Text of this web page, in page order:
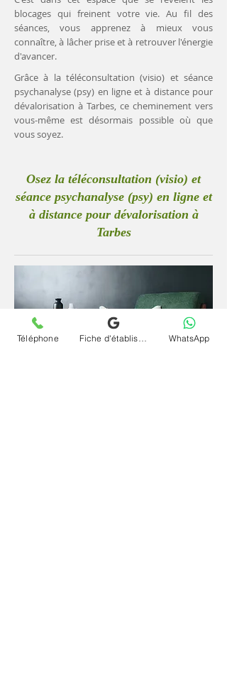
blocages qui freinent votre vie. Au fil des
séances, vous apprenez à mieux vous
connaître, à lâcher prise et à retrouver l'énergie
d'avancer.
Grâce à la téléconsultation (visio) et séance
psychanalyse (psy) en ligne et à distance pour
dévalorisation à Tarbes, ce cheminement vers
vous-même est désormais possible où que
vous soyez.
Osez la téléconsultation (visio) et
séance psychanalyse (psy) en ligne et
à distance pour dévalorisation à
Tarbes
Téléphone WhatsApp